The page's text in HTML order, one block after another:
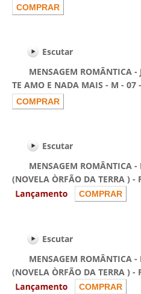
Escutar
MENSAGEM ROMÂNTICA -
TE AMO E NADA MAIS - M - 07
Escutar
MENSAGEM ROMÂNTICA -
(NOVELA ÒRFÃO DA TERRA ) -
Escutar
MENSAGEM ROMÂNTICA -
(NOVELA ÒRFÃO DA TERRA ) -